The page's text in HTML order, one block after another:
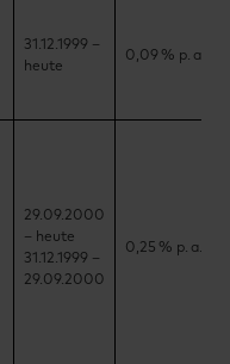
31.12.1999 –
heute
0,09 % p. a.
29.09.2000
– heute
31.12.1999 –
29.09.2000
0,25 % p. a.